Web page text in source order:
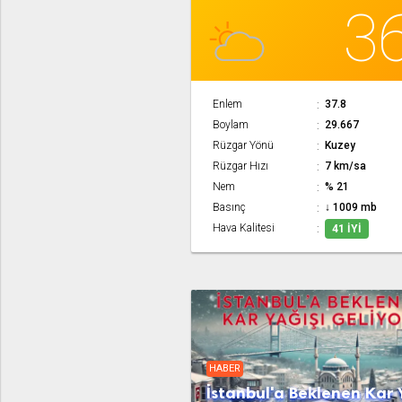
Enlem
37.8
Boylam
29.667
Rüzgar Yönü
Kuzey
Rüzgar Hızı
7 km/sa
Nem
% 21
Basınç
↓ 1009 mb
Hava Kalitesi
41 İYI
HABER
İstanbul'a Beklenen Kar